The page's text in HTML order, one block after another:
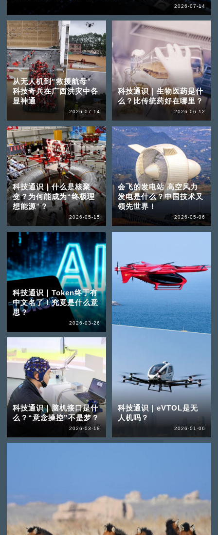
2026-07-14
从无人机到“救援航母”
科技奇兵在广西洪灾中各
显神通
2026-07-14
科技通识｜生物医药是什
么？比传统药好在哪里？
2026-06-12
科技通识｜什么是核聚
变？为何能成为“终极理
想能源”？
2026-05-15
会飞的发电站 高空风力
发电是什么？中国技术又
领先世界！
2026-05-06
科技通识｜Token终于有
中文名了！究竟是什么意
思？
2026-03-26
科技通识｜脑机接口是什
么？“意念操控”不是梦？
2026-03-18
科技通识｜eVTOL是无
人机吗？
2026-01-06